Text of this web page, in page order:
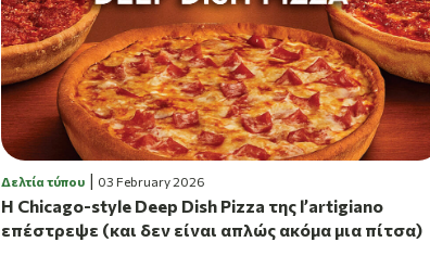
Δελτία τύπου 03 February 2026
Η Chicago-style Deep Dish Pizza της l’artigiano
επέστρεψε (και δεν είναι απλώς ακόμα μια πίτσα)